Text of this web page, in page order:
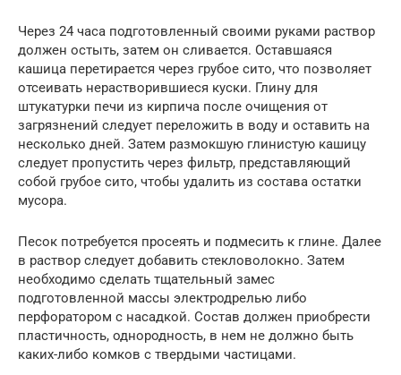
Через 24 часа подготовленный своими руками раствор
должен остыть, затем он сливается. Оставшаяся
кашица перетирается через грубое сито, что позволяет
отсеивать нерастворившиеся куски. Глину для
штукатурки печи из кирпича после очищения от
загрязнений следует переложить в воду и оставить на
несколько дней. Затем размокшую глинистую кашицу
следует пропустить через фильтр, представляющий
собой грубое сито, чтобы удалить из состава остатки
мусора.
Песок потребуется просеять и подмесить к глине. Далее
в раствор следует добавить стекловолокно. Затем
необходимо сделать тщательный замес
подготовленной массы электродрелью либо
перфоратором с насадкой. Состав должен приобрести
пластичность, однородность, в нем не должно быть
каких-либо комков с твердыми частицами.